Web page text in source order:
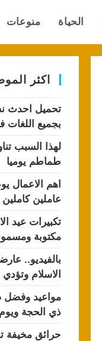
الحياة منوعات
اكثر
بجميع اللغات
لهذا السبب
طماطم يوميا
اهم الاعمال
عاملين كاملين
تكبيرات عيد
مكتوبة
بالفيديو..
الاسلام
مواعيد وفضل
ذي الحجة
حرائق مخيفة